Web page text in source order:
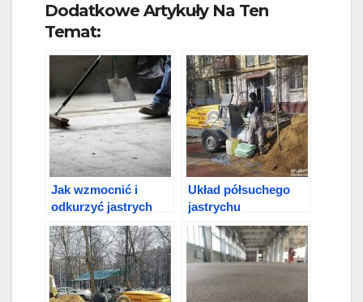
Dodatkowe Artykuły Na Ten
Temat:
Jak wzmocnić i
odkurzyć jastrych
betonowej podłogi?
Układ półsuchego
jastrychu
podłogowego